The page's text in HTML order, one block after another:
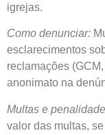
igrejas.
Como denunciar:
esclarecimentos
reclamações
anonimato na
Multas e
valor das multas,